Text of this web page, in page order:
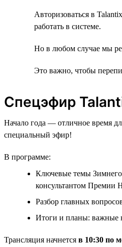
Авторизоваться в
работать в системе.
Но в любом случае мы
Это важно, чтобы
Спецэфир
Начало года — отличное время
специальный эфир!
В программе:
Ключевые темы
консультантом Премии
Разбор главных
Итоги и планы: важные
Трансляция начнется в 10:30 по